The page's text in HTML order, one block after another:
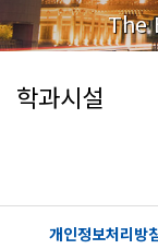
The
학과시설
개인정보처리방